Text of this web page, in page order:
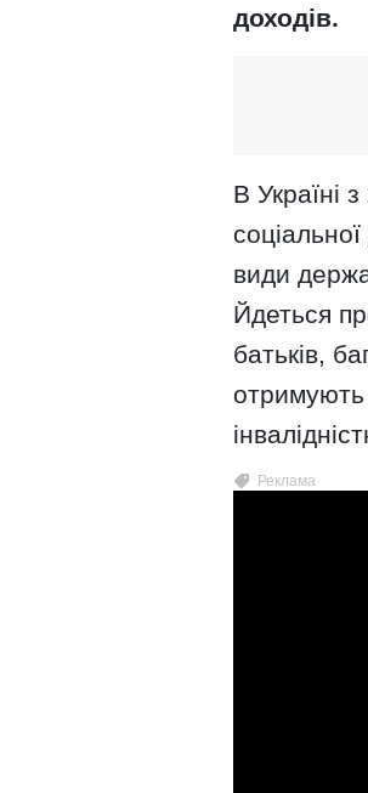
доходів.
В Україні
види
Йдеться
батьків,
отримують